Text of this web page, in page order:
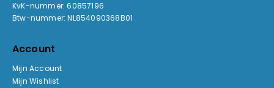
KvK-nummer: 60857196
Btw-nummer: NL854090368B01
Account
Mijn Account
Mijn Wishlist